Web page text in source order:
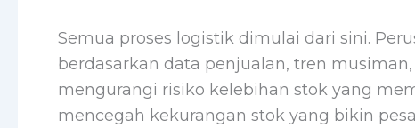
Semua proses logistik dimulai dari sini.
berdasarkan data penjualan, tren
mengurangi risiko kelebihan stok yang
mencegah kekurangan stok yang bikin